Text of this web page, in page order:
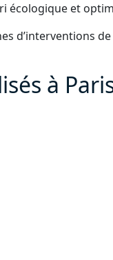
écologique et
d’interventions
à